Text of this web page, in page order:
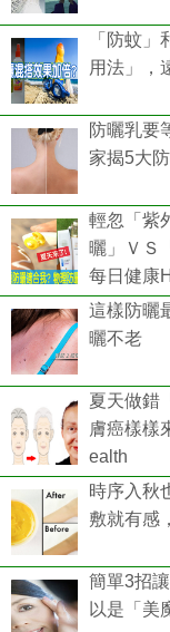
「防蚊
用法」，
防曬乳要
家揭5大
輕忽「紫
曬」ＶＳ
每日健康
這樣防曬
曬不老
夏天做錯
膚癌樣樣
ealth
時序入秋
敷就有感
簡單3招
以是「美